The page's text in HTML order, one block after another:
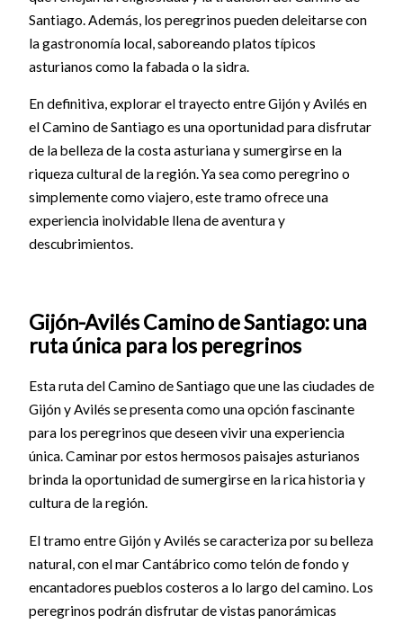
Santiago. Además, los peregrinos pueden deleitarse con
la gastronomía local, saboreando platos típicos
asturianos como la fabada o la sidra.
En definitiva, explorar el trayecto entre Gijón y Avilés en
el Camino de Santiago es una oportunidad para disfrutar
de la belleza de la costa asturiana y sumergirse en la
riqueza cultural de la región. Ya sea como peregrino o
simplemente como viajero, este tramo ofrece una
experiencia inolvidable llena de aventura y
descubrimientos.
Gijón-Avilés Camino de Santiago: una
ruta única para los peregrinos
Esta ruta del Camino de Santiago que une las ciudades de
Gijón y Avilés se presenta como una opción fascinante
para los peregrinos que deseen vivir una experiencia
única. Caminar por estos hermosos paisajes asturianos
brinda la oportunidad de sumergirse en la rica historia y
cultura de la región.
El tramo entre Gijón y Avilés se caracteriza por su belleza
natural, con el mar Cantábrico como telón de fondo y
encantadores pueblos costeros a lo largo del camino. Los
peregrinos podrán disfrutar de vistas panorámicas